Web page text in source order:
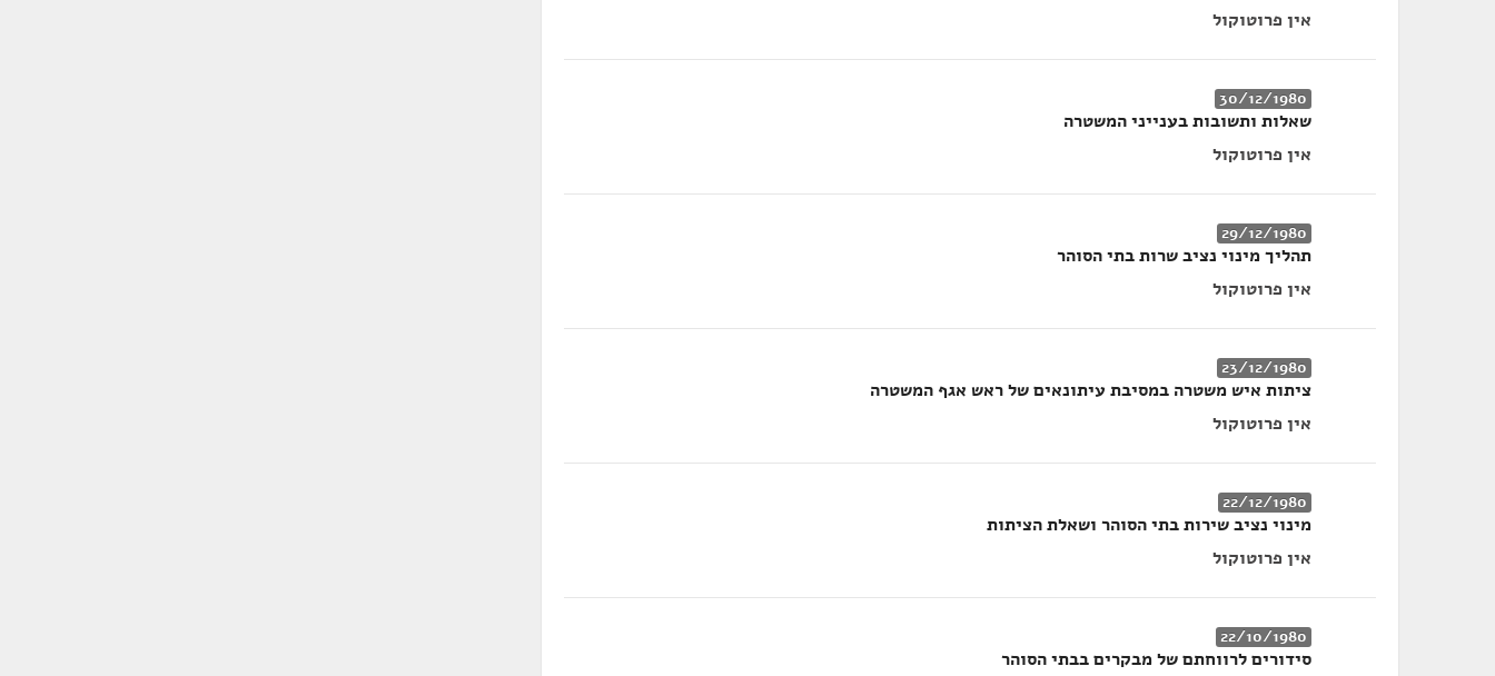
אין פרוטוקול
30/12/1980
שאלות ותשובות בענייני המשטרה
אין פרוטוקול
29/12/1980
תהליך מינוי נציב שרות בתי הסוהר
אין פרוטוקול
23/12/1980
ציתות איש משטרה במסיבת עיתונאים של ראש אגף המשטרה
אין פרוטוקול
22/12/1980
מינוי נציב שירות בתי הסוהר ושאלת הציתות
אין פרוטוקול
22/10/1980
סידורים לרווחתם של מבקרים בבתי הסוהר